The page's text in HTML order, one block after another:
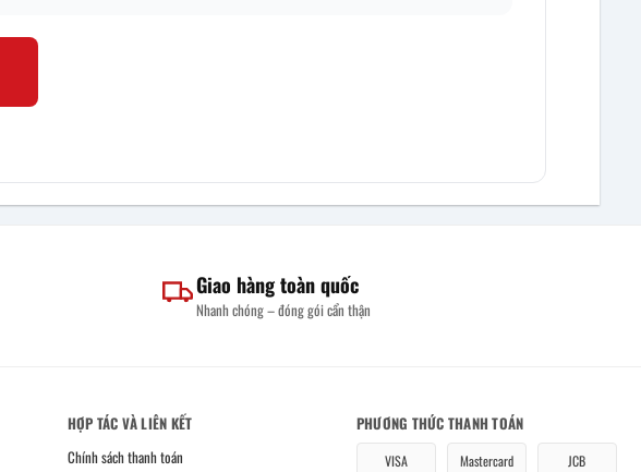
Giao hàng toàn quốc
Nhanh chóng – đóng gói cẩn thận
HỢP TÁC VÀ LIÊN KẾT
Chính sách thanh toán
PHƯƠNG THỨC THANH TOÁN
VISA Mastercard JCB